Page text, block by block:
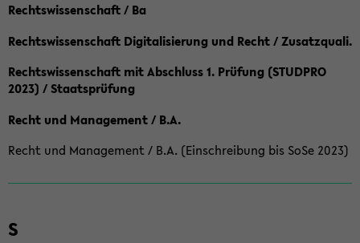
Rechtswissenschaft / Ba
Rechtswissenschaft Digitalisierung und Recht / Zusatzquali.
Rechtswissenschaft mit Abschluss 1. Prüfung (STUDPRO
2023) / Staatsprüfung
Recht und Management / B.A.
Recht und Management / B.A. (Einschreibung bis SoSe 2023)
S